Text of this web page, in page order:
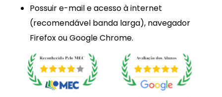
Possuir e-mail e acesso à internet
(recomendável banda larga), navegador
Firefox ou Google Chrome.